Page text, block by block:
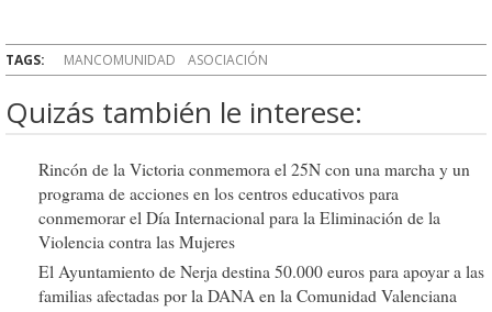
TAGS: MANCOMUNIDAD ASOCIACIÓN
Quizás también le interese:
Rincón de la Victoria conmemora el 25N con una marcha y un
programa de acciones en los centros educativos para
conmemorar el Día Internacional para la Eliminación de la
Violencia contra las Mujeres
El Ayuntamiento de Nerja destina 50.000 euros para apoyar a las
familias afectadas por la DANA en la Comunidad Valenciana